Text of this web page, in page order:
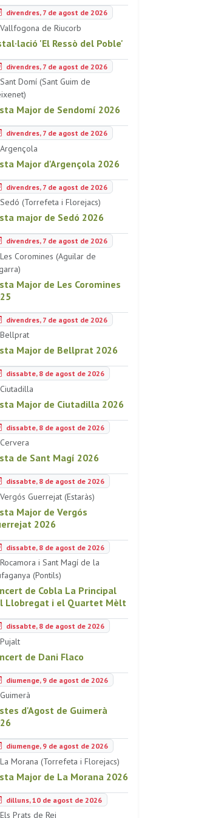
divendres, 7 de agost de 2026
Vallfogona de Riucorb
'El Ressò del Poble'
divendres, 7 de agost de 2026
Sant Domí (Sant Guim de
Major de Sendomí 2026
divendres, 7 de agost de 2026
Argençola
Major d'Argençola 2026
divendres, 7 de agost de 2026
Sedó (Torrefeta i Florejacs)
major de Sedó 2026
divendres, 7 de agost de 2026
Les Coromines (Aguilar de
Major de Les Coromines
divendres, 7 de agost de 2026
Bellprat
Major de Bellprat 2026
dissabte, 8 de agost de 2026
Ciutadilla
Major de Ciutadilla 2026
dissabte, 8 de agost de 2026
Cervera
de Sant Magí 2026
dissabte, 8 de agost de 2026
Vergós Guerrejat (Estaràs)
Major de Vergós
2026
dissabte, 8 de agost de 2026
Rocamora i Sant Magí de la
(Pontils)
de Cobla La Principal
Llobregat i el Quartet Mèlt
dissabte, 8 de agost de 2026
Pujalt
de Dani Flaco
diumenge, 9 de agost de 2026
Guimerà
d'Agost de Guimerà
diumenge, 9 de agost de 2026
La Morana (Torrefeta i Florejacs)
Major de La Morana 2026
dilluns, 10 de agost de 2026
Els Prats de Rei